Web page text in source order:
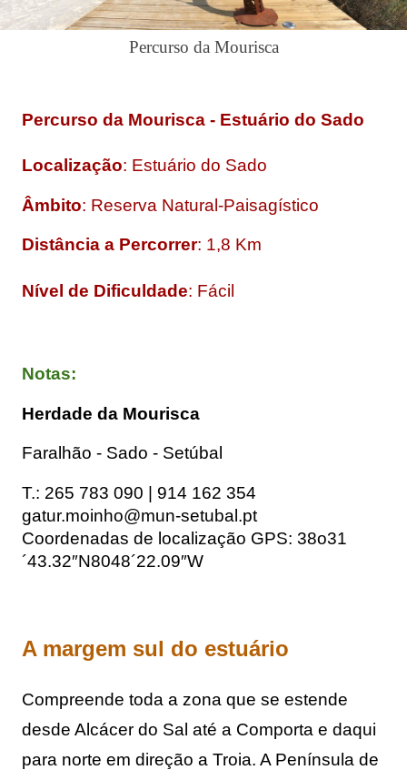
Percurso da Mourisca
Percurso da Mourisca - Estuário do Sado
Localização: Estuário do Sado
Âmbito: Reserva Natural-Paisagístico
Distância a Percorrer: 1,8 Km
Nível de Dificuldade: Fácil
Notas:
Herdade da Mourisca
Faralhão - Sado - Setúbal
T.: 265 783 090 | 914 162 354
gatur.moinho@mun-setubal.pt
Coordenadas de localização GPS: 38o31
´43.32″N8048´22.09″W
A margem sul do estuário
Compreende toda a zona que se estende
desde Alcácer do Sal até a Comporta e daqui
para norte em direção a Troia. A Península de